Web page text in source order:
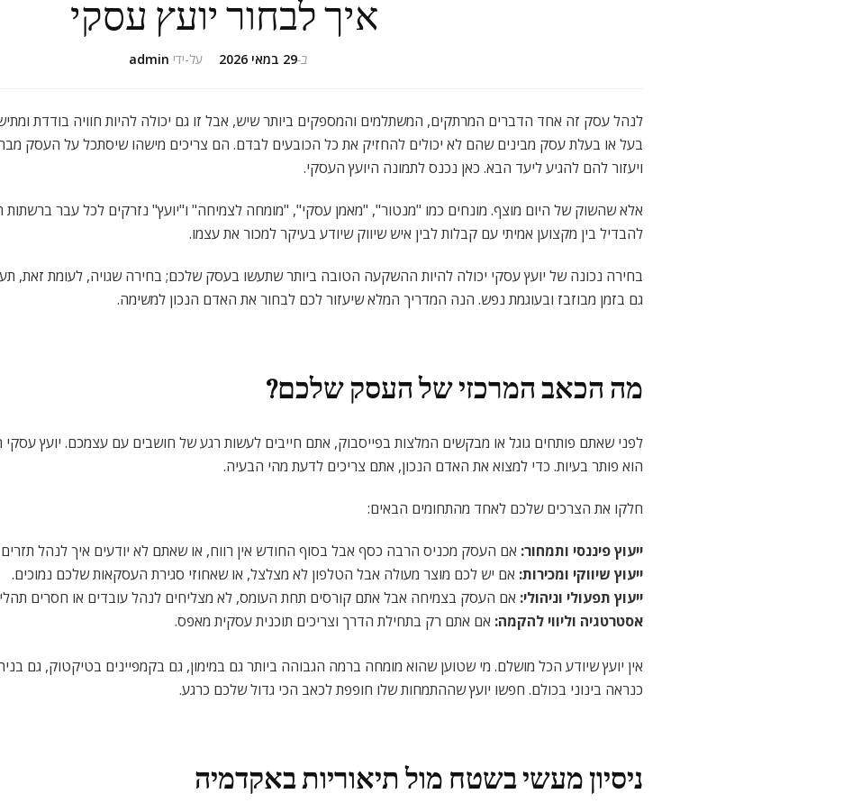
על-ידי admin ב-29 במאי 2026
לנהל עסק זה אחד הדברים המרתקים, המשתלמים והמספקים ביותר שיש, אבל זו גם יכולה להיות חוויה בודדת
בעל או בעלת עסק מבינים שהם לא יכולים להחזיק את כל הכובעים לבדם. הם צריכים מישהו שיסתכל על העסק
ויעזור להם להגיע ליעד הבא. כאן נכנס לתמונה היועץ העסקי.
אלא שהשוק של היום מוצף. מונחים כמו "מנטור", "מאמן עסקי", "מומחה לצמיחה" ו"יועץ" נזרקים לכל עבר ברשתות
להבדיל בין מקצוען אמיתי עם קבלות לבין איש שיווק שיודע בעיקר למכור את עצמו.
בחירה נכונה של יועץ עסקי יכולה להיות ההשקעה הטובה ביותר שתעשו בעסק שלכם; בחירה שגויה, לעומת זאת,
גם בזמן מבוזבז ובעוגמת נפש. הנה המדריך המלא שיעזור לכם לבחור את האדם הנכון למשימה.
מה הכאב המרכזי של העסק שלכם?
לפני שאתם פותחים גוגל או מבקשים המלצות בפייסבוק, אתם חייבים לעשות רגע של חושבים עם עצמכם. יועץ
הוא פותר בעיות. כדי למצוא את האדם הנכון, אתם צריכים לדעת מהי הבעיה.
חלקו את הצרכים שלכם לאחד מהתחומים הבאים:
ייעוץ פיננסי ותמחור: אם העסק מכניס הרבה כסף אבל בסוף החודש אין רווח, או שאתם לא יודעים איך לנהל תזרים
ייעוץ שיווקי ומכירות: אם יש לכם מוצר מעולה אבל הטלפון לא מצלצל, או שאחוזי סגירת העסקאות שלכם נמוכים.
ייעוץ תפעולי וניהולי: אם העסק בצמיחה אבל אתם קורסים תחת העומס, לא מצליחים לנהל עובדים או חסרים
אסטרטגיה וליווי להקמה: אם אתם רק בתחילת הדרך וצריכים תוכנית עסקית מאפס.
אין יועץ שיודע הכל מושלם. מי שטוען שהוא מומחה ברמה הגבוהה ביותר גם במימון, גם בקמפיינים בטיקטוק, גם
כנראה בינוני בכולם. חפשו יועץ שההתמחות שלו חופפת לכאב הכי גדול שלכם כרגע.
ניסיון מעשי בשטח מול תיאוריות באקדמיה